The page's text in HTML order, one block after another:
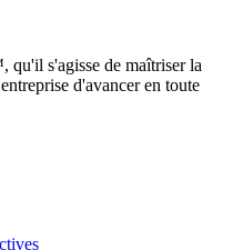
s'agisse de maîtriser la
d'avancer en toute